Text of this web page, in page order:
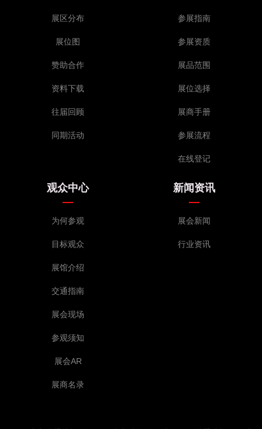
展区分布
展位图
赞助合作
资料下载
往届回顾
同期活动
参展指南
参展资质
展品范围
展位选择
展商手册
参展流程
在线登记
观众中心
为何参观
目标观众
展馆介绍
交通指南
展会现场
参观须知
展会AR
展商名录
新闻资讯
展会新闻
行业资讯